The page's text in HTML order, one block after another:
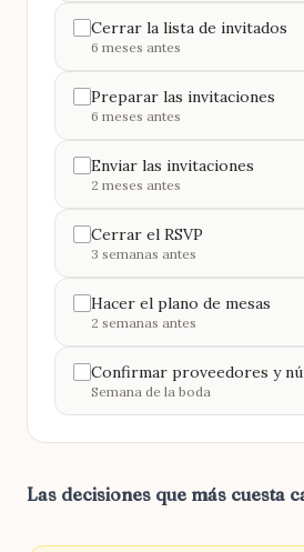
Cerrar la lista de invitados
6 meses antes
Preparar las invitaciones
6 meses antes
Enviar las invitaciones
2 meses antes
Cerrar el RSVP
3 semanas antes
Hacer el plano de mesas
2 semanas antes
Confirmar proveedores y
Semana de la boda
Las decisiones que más cuesta